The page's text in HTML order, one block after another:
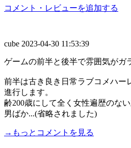
コメント・レビューを追加する
cube 2023-04-30 11:53:39
ゲームの前半と後半で雰囲気がガ
前半は古き良き日常ラブコメハー
進行します。
齢200歳にして全く女性遍歴のない
男ばか...(省略されました)
→もっとコメントを見る